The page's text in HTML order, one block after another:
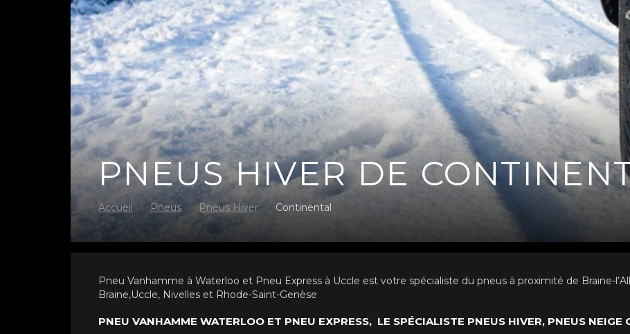
PNEUS HIVER DE
Accueil Pneus Pneus Hiver Continental
Pneu Vanhamme à Waterloo et Pneu Express à Uccle est votre spécialiste du pneus à proximité de Braine-
Braine,Uccle, Nivelles et Rhode-Saint-Genèse
PNEU VANHAMME WATERLOO ET PNEU EXPRESS, LE SPÉCIALISTE PNEUS HIVER, PNEUS NEIGE